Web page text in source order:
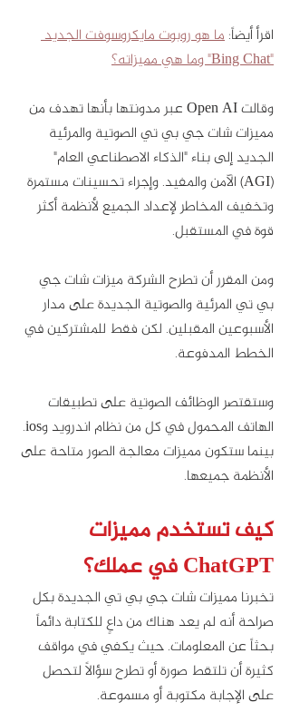
اقرأ أيضاً: ما هو روبوت مايكروسوفت الجديد
"Bing Chat" وما هي مميزاته؟
وقالت Open AI عبر مدونتها بأنها تهدف من
مميزات شات جي بي تي الصوتية والمرئية
الجديد إلى بناء "الذكاء الاصطناعي العام"
(AGI) الآمن والمفيد. وإجراء تحسينات مستمرة
وتخفيف المخاطر لإعداد الجميع لأنظمة أكثر
قوة في المستقبل.
ومن المقرر أن تطرح الشركة ميزات شات جي
بي تي المرئية والصوتية الجديدة على مدار
الأسبوعين المقبلين. لكن فقط للمشتركين في
الخطط المدفوعة.
وستقتصر الوظائف الصوتية على تطبيقات
الهاتف المحمول في كل من نظام اندرويد وios.
بينما ستكون مميزات معالجة الصور متاحة على
الأنظمة جميعها.
كيف تستخدم مميزات
ChatGPT في عملك؟
تخبرنا مميزات شات جي بي تي الجديدة بكل
صراحة أنه لم يعد هناك من داعٍ للكتابة دائماً
بحثاً عن المعلومات. حيث يكفي في مواقف
كثيرة أن تلتقط صورة أو تطرح سؤالاً لتحصل
على الإجابة مكتوبة أو مسموعة.